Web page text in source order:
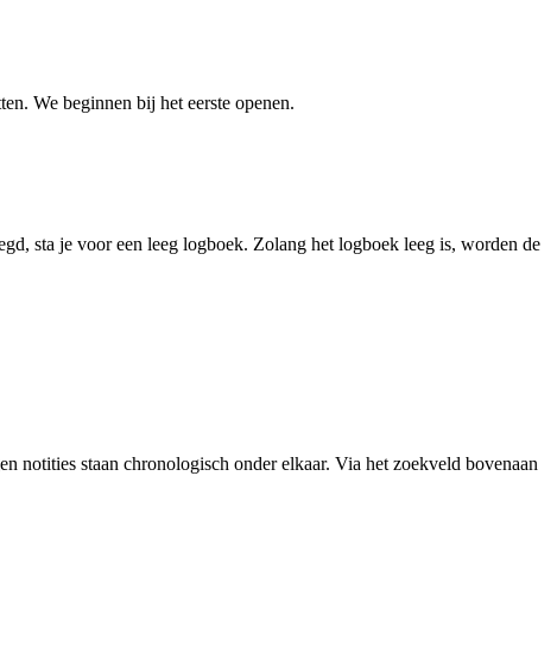
We beginnen bij het eerste openen.
sta je voor een leeg logboek. Zolang het logboek leeg is, worden de
notities staan chronologisch onder elkaar. Via het zoekveld bovenaan